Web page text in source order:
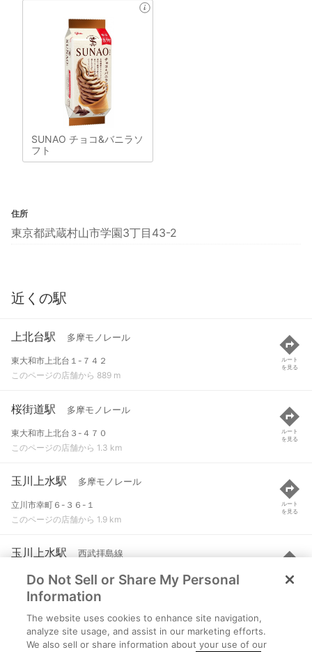
SUNAO チョコ&バニラソ
フト
住所
東京都武蔵村山市学園3丁目43-2
近くの駅
上北台駅 多摩モノレール
東大和市上北台１-７４２
このページの店舗から 889 m
ルート
を見る
桜街道駅 多摩モノレール
東大和市上北台３-４７０
このページの店舗から 1.3 km
ルート
を見る
玉川上水駅 多摩モノレール
立川市幸町６-３６-１
このページの店舗から 1.9 km
ルート
を見る
玉川上水駅 西武拝島線
立川市幸町６-３６-１
このページの店舗から 2 km
ルート
を見る
武蔵砂川駅
立川市上砂町５-４４-４
Do Not Sell or Share My Personal
Information
The website uses cookies to enhance site navigation,
analyze site usage, and assist in our marketing efforts.
We also sell or share information about your use of our